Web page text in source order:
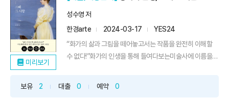
미리보기
성수영 저
한경arte
2024-03-17
YES24
“화가의 삶과 그림을 떼어놓고서는 작품을 완전히 이해할
수 없다!”화가의 인생을 통해 들여다보는미술사에 이름을
적 조회 수 4천만!화제의 칼럼 〈성수영의 그때 그 사람들〉을
보유 2 대출 0 예약 0